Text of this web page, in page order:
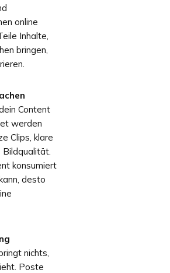
online
Inhalte,
bringen,
Content
werden
Clips, klare
Bildqualität.
konsumiert
desto
nichts,
Poste